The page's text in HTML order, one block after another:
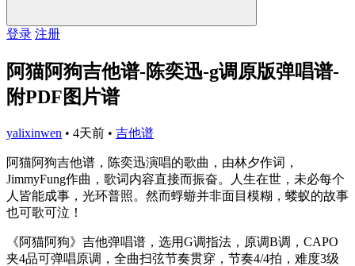
登录 注册
阿猫阿狗吉他谱-陈奕迅-g调原版弹唱谱-
附PDF图片谱
yalixinwen • 4天前 • 吉他谱
阿猫阿狗吉他谱，陈奕迅演唱的歌曲，由林夕作词，
JimmyFung作曲，歌词内容直接而振奋。人生在世，未必每个
人皆能成事，光环普照。然而蜉蝣并非面目模糊，蝼蚁的故事
也可歌可泣！
《阿猫阿狗》吉他弹唱谱，选用G调指法，原调B调，CAPO
夹4品可弹唱原调，全曲扫弦节奏贯穿，节奏4/4拍，难度3级